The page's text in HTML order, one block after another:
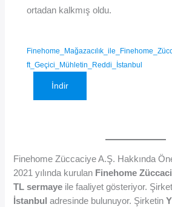
ortadan kalkmış oldu.
ft_Geçici_Mühletin_Reddi_İstanbul
İndir
Finehome Züccaciye A.Ş. Hakkında
2021 yılında kurulan Finehome
TL sermaye ile faaliyet gösteriyor.
İstanbul adresinde bulunuyor. Şirketin